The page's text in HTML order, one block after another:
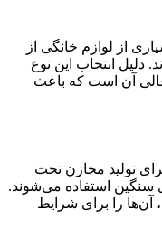
از لوازم خانگی از
انتخاب این نوع
آن است که باعث
تولید مخازن تحت
سنگین استفاده می‌شوند.
آن‌ها را برای شرایط